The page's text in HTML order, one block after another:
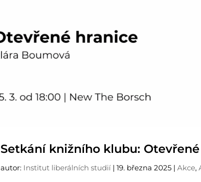
Setkání knižního klubu:
autor: Institut liberálních studií |19. března 2025 |Akce,